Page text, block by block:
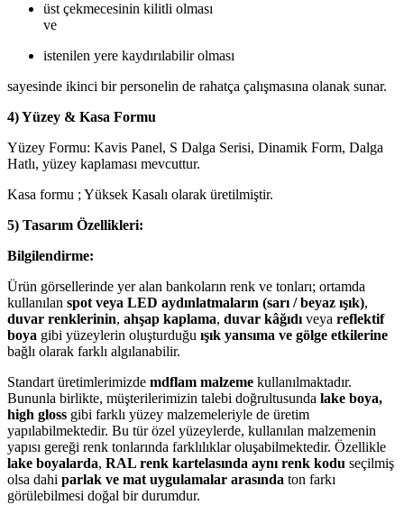
üst çekmecesinin kilitli olması
ve
istenilen yere kaydırılabilir olması
sayesinde ikinci bir personelin de rahatça çalışmasına olanak sunar.
4) Yüzey & Kasa Formu
Yüzey Formu: Kavis Panel, S Dalga Serisi, Dinamik Form, Dalga
Hatlı, yüzey kaplaması mevcuttur.
Kasa formu ; Yüksek Kasalı olarak üretilmiştir.
5) Tasarım Özellikleri:
Bilgilendirme:
Ürün görsellerinde yer alan bankoların renk ve tonları; ortamda
kullanılan spot veya LED aydınlatmaların (sarı / beyaz ışık),
duvar renklerinin, ahşap kaplama, duvar kâğıdı veya reflektif
boya gibi yüzeylerin oluşturduğu ışık yansıma ve gölge etkilerine
bağlı olarak farklı algılanabilir.
Standart üretimlerimizde mdflam malzeme kullanılmaktadır.
Bununla birlikte, müşterilerimizin talebi doğrultusunda lake boya,
high gloss gibi farklı yüzey malzemeleriyle de üretim
yapılabilmektedir. Bu tür özel yüzeylerde, kullanılan malzemenin
yapısı gereği renk tonlarında farklılıklar oluşabilmektedir. Özellikle
lake boyalarda, RAL renk kartelasında aynı renk kodu seçilmiş
olsa dahi parlak ve mat uygulamalar arasında ton farkı
görülebilmesi doğal bir durumdur.